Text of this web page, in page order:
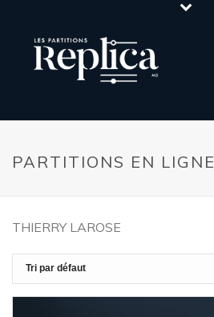
PARTITIONS EN LIGNE
THIERRY LAROSE